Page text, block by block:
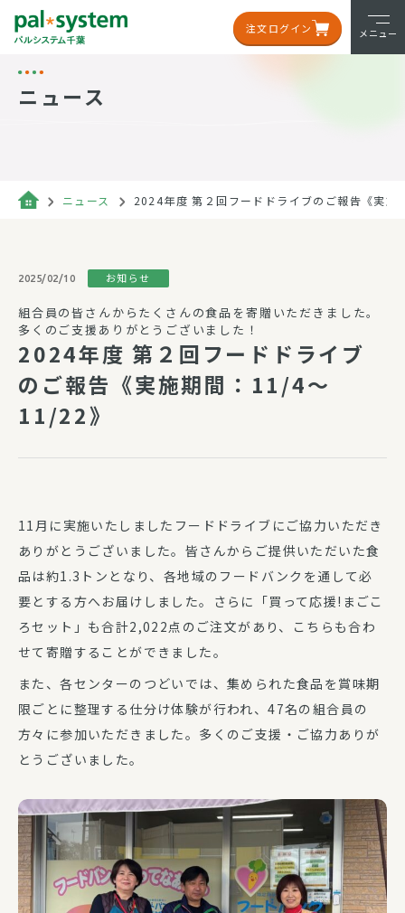
注文ログイン メニュー
ニュース
ニュース 2024年度 第２回フードドライブのご報告《実
2025/02/10 お知らせ
組合員の皆さんからたくさんの食品を寄贈いただきました。
多くのご支援ありがとうございました！
2024年度 第２回フードドライブ
のご報告《実施期間：11/4～
11/22》
11月に実施いたしましたフードドライブにご協力いただき
ありがとうございました。皆さんからご提供いただいた食
品は約1.3トンとなり、各地域のフードバンクを通して必
要とする方へお届けしました。さらに「買って応援!まごこ
ろセット」も合計2,022点のご注文があり、こちらも合わ
せて寄贈することができました。
また、各センターのつどいでは、集められた食品を賞味期
限ごとに整理する仕分け体験が行われ、47名の組合員の
方々に参加いただきました。多くのご支援・ご協力ありが
とうございました。